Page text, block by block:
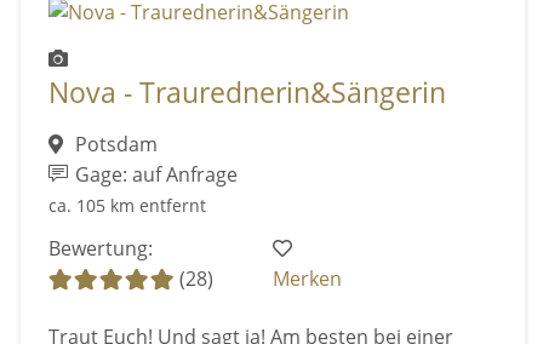
Nova - Traurednerin&Sängerin
Potsdam
Gage: auf Anfrage
ca. 105 km entfernt
Bewertung:
(28)
Merken
Traut Euch! Und sagt ja! Am besten bei einer